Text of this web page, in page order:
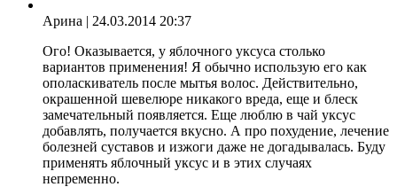
Арина | 24.03.2014 20:37
Ого! Оказывается, у яблочного уксуса столько
вариантов применения! Я обычно использую его как
ополаскиватель после мытья волос. Действительно,
окрашенной шевелюре никакого вреда, еще и блеск
замечательный появляется. Еще люблю в чай уксус
добавлять, получается вкусно. А про похудение, лечение
болезней суставов и изжоги даже не догадывалась. Буду
применять яблочный уксус и в этих случаях
непременно.